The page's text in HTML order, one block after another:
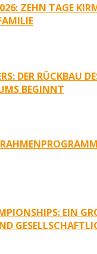
ZEHN TAGE
DER RÜCKBAU
BEGINNT
EIN